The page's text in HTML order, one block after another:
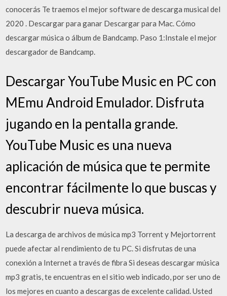
conocerás Te traemos el mejor software de descarga musical del
2020 . Descargar para ganar Descargar para Mac. Cómo
descargar música o álbum de Bandcamp. Paso 1:Instale el mejor
descargador de Bandcamp.
Descargar YouTube Music en PC con
MEmu Android Emulador. Disfruta
jugando en la pentalla grande.
YouTube Music es una nueva
aplicación de música que te permite
encontrar fácilmente lo que buscas y
descubrir nueva música.
La descarga de archivos de música mp3 Torrent y Mejortorrent
puede afectar al rendimiento de tu PC. Si disfrutas de una
conexión a Internet a través de fibra Si deseas descargar música
mp3 gratis, te encuentras en el sitio web indicado, por ser uno de
los mejores en cuanto a descargas de excelente calidad. Usted